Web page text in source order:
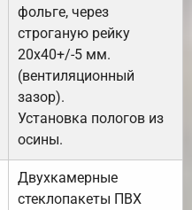
фольге, через
строганую рейку
20х40+/-5 мм.
(вентиляционный
зазор).
Установка пологов из
осины.
Двухкамерные
стеклопакеты ПВХ